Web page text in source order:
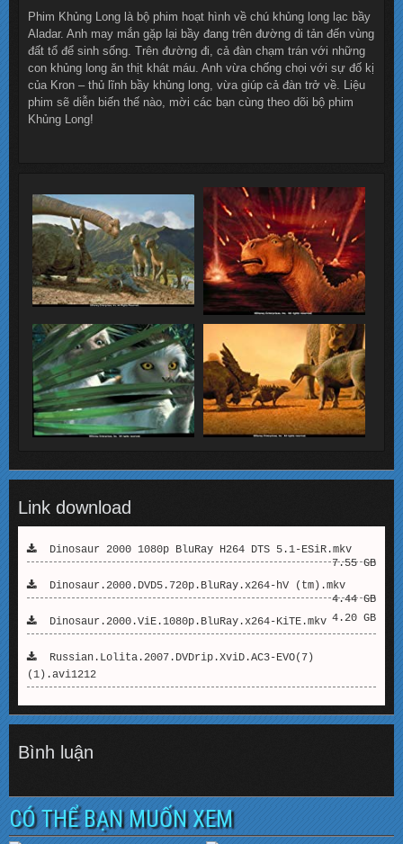
Phim Khủng Long là bộ phim hoạt hình về chú khủng long lạc bầy
Aladar. Anh may mắn gặp lại bầy đang trên đường di tản đến vùng
đất tổ để sinh sống. Trên đường đi, cả đàn chạm trán với những
con khủng long ăn thịt khát máu. Anh vừa chống chọi với sự đố kị
của Kron – thủ lĩnh bầy khủng long, vừa giúp cả đàn trở về. Liệu
phim sẽ diễn biến thế nào, mời các bạn cùng theo dõi bộ phim
Khủng Long!
Link download
Dinosaur 2000 1080p BluRay H264 DTS 5.1-ESiR.mkv
7.55 GB
Dinosaur.2000.DVD5.720p.BluRay.x264-hV (tm).mkv
4.44 GB
Dinosaur.2000.ViE.1080p.BluRay.x264-KiTE.mkv 4.20 GB
Russian.Lolita.2007.DVDrip.XviD.AC3-EVO(7)
(1).avi1212
Bình luận
CÓ THỂ BẠN MUỐN XEM